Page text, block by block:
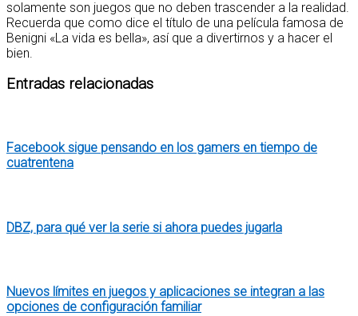
solamente son juegos que no deben trascender a la realidad.
Recuerda que como dice el título de una película famosa de
Benigni «La vida es bella», así que a divertirnos y a hacer el
bien.
Entradas relacionadas
Facebook sigue pensando en los gamers en tiempo de
cuatrentena
DBZ, para qué ver la serie si ahora puedes jugarla
Nuevos límites en juegos y aplicaciones se integran a las
opciones de configuración familiar